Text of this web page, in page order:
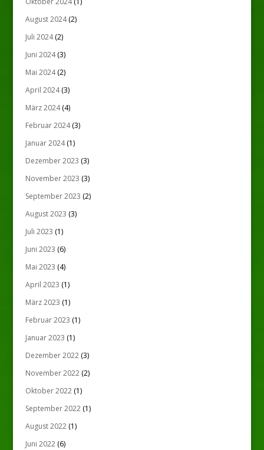
August 2024(2)
Juli 2024(2)
Juni 2024(3)
Mai 2024(2)
April 2024(3)
März 2024(4)
Februar 2024(3)
Januar 2024(1)
Dezember 2023 (3)
November 2023 (3)
September 2023 (2)
August 2023 (3)
Juli 2023 (1)
Juni 2023 (6)
Mai 2023 (4)
April 2023 (1)
März 2023 (1)
Februar 2023 (1)
Januar 2023 (1)
Dezember 2022(3)
November 2022(2)
Oktober 2022(1)
September 2022(1)
August 2022(1)
Juni 2022(6)